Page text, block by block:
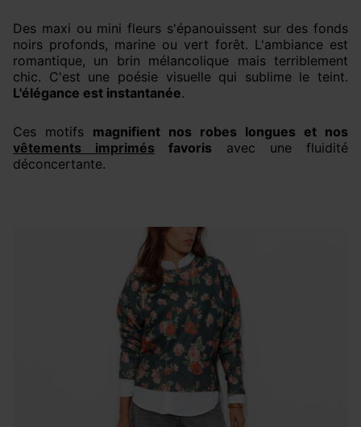
Des maxi ou mini fleurs s'épanouissent sur des fonds
noirs profonds, marine ou vert forêt. L'ambiance est
romantique, un brin mélancolique mais terriblement
chic. C'est une poésie visuelle qui sublime le teint.
L'élégance est instantanée.
Ces motifs magnifient nos robes longues et nos
vêtements imprimés favoris avec une fluidité
déconcertante.